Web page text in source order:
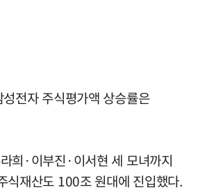
전자 주식평가액 상승률은
희·이부진·이서현 세 모녀까지
식재산도 100조 원대에 진입했다.